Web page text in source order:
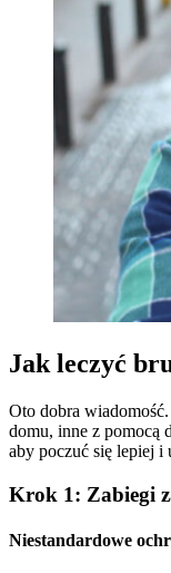
Jak leczyć
Oto dobra
domu, inne z pomocą
aby poczuć się lepiej i
Krok 1: Zabiegi
Niestandardowe